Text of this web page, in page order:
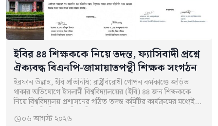
ইবির ৪৪ শিক্ষককে নিয়ে তদন্ত, ফ্যাসিবাদী প্রশ্নে
ঐক্যবদ্ধ বিএনপি-জামায়াতপন্থী শিক্ষক সংগঠন
ইরফান উল্লাহ, ইবি প্রতিনিধি: রাষ্ট্রবিরোধী গোপন কর্মকাণ্ডে জড়িত
থাকার অভিযোগে ইসলামী বিশ্ববিদ্যালয়ের (ইবি) ৪৪ জন শিক্ষককে
নিয়ে বিশ্ববিদ্যালয় প্রশাসনের গঠিত তদন্ত কমিটির কার্যক্রমের মধ্যেই
পৃথক বিবৃতি দিয়েছে বিএনপি ও জামায়াতপন্থী…
০৬ আগস্ট ২০২৬